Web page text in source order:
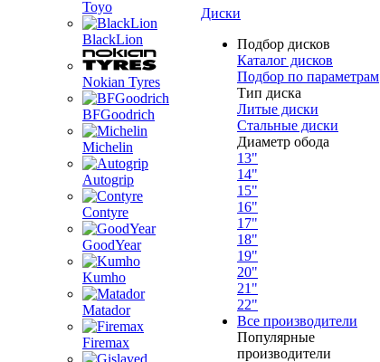
Toyo
BlackLion
Nokian Tyres
BFGoodrich
Michelin
Autogrip
Contyre
GoodYear
Kumho
Matador
Firemax
Диски
Подбор дисков
Каталог дисков
Подбор по параметрам
Тип диска
Литые диски
Стальные диски
Диаметр обода
13"
14"
15"
16"
17"
18"
19"
20"
21"
22"
Все производители
Популярные
производители